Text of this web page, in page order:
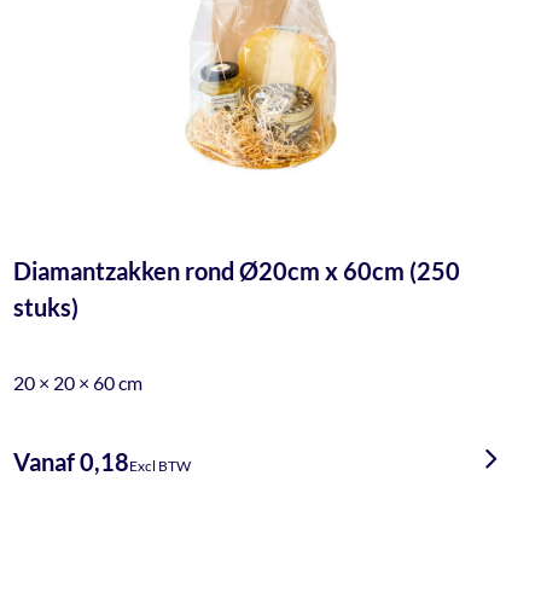
Diamantzakken rond Ø20cm x 60cm (250
stuks)
20 × 20 × 60 cm
Vanaf 0,18Excl BTW